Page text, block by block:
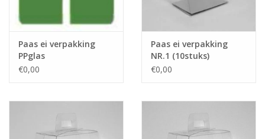
Paas ei verpakking
PPglas
€0,00
Paas ei verpakking
NR.1 (10stuks)
€0,00